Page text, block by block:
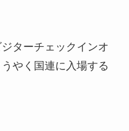
ターチェックインオ
やく国連に入場する